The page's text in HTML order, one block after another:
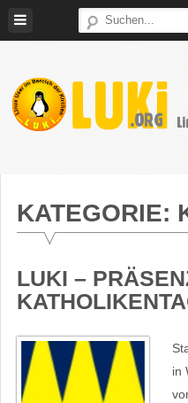
Bereich
KATEGORIE:
LUKI –
in